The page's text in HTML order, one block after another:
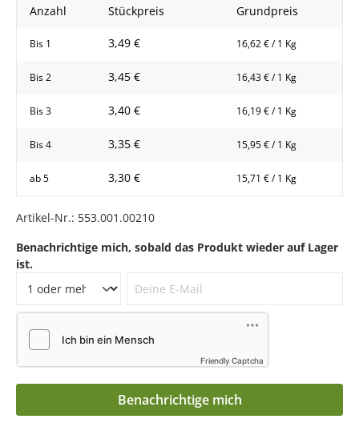
Anzahl Stückpreis Grundpreis
Bis 1 3,49 € 16,62 € / 1 Kg
Bis2 3,45 € 16,43 € / 1 Kg
Bis3 3,40 € 16,19 € / 1 Kg
Bis4 3,35 € 15,95 € / 1 Kg
ab5 3,30 € 15,71 € / 1 Kg
Artikel-Nr.: 553.001.00210
Benachrichtige mich, sobald das Produkt wieder auf Lager
ist.
Friendly Captcha
Benachrichtige mich